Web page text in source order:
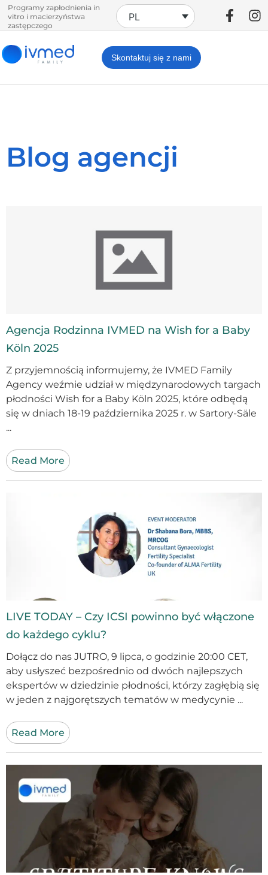
Programy zapłodnienia in
vitro i macierzyństwa
zastępczego
PL
Skontaktuj się z nami
Blog agencji
Agencja Rodzinna IVMED na Wish for a Baby
Köln 2025
Z przyjemnością informujemy, że IVMED Family
Agency weźmie udział w międzynarodowych targach
płodności Wish for a Baby Köln 2025, które odbędą
się w dniach 18-19 października 2025 r. w Sartory-Säle
...
Read More
LIVE TODAY – Czy ICSI powinno być włączone
do każdego cyklu?
Dołącz do nas JUTRO, 9 lipca, o godzinie 20:00 CET,
aby usłyszeć bezpośrednio od dwóch najlepszych
ekspertów w dziedzinie płodności, którzy zagłębią się
w jeden z najgorętszych tematów w medycynie ...
Read More